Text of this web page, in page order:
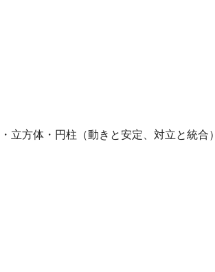
立方体・円柱（動きと安定、対立と統合）